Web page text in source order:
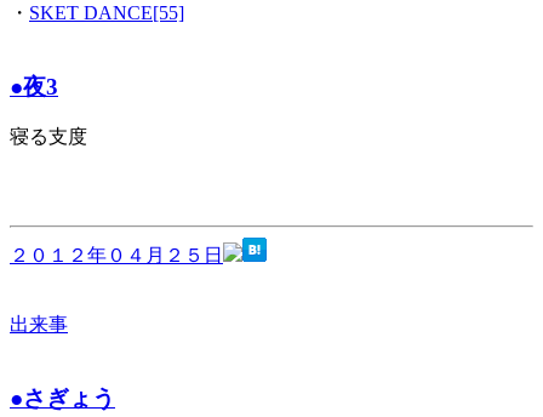
・ SKET DANCE[55]
●夜3
寝る支度
２０１２年０４月２５日
出来事
●さぎょう